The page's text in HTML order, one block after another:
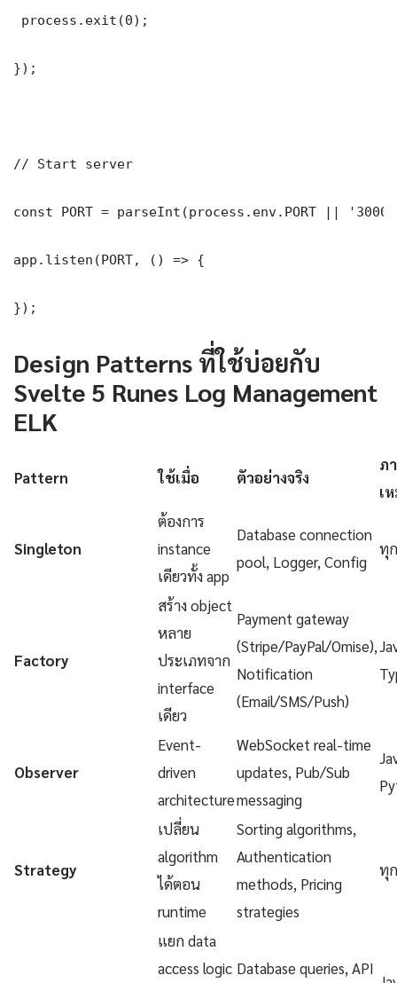
process.exit(0);
});
// Start server
const PORT = parseInt(process.env.PORT ||
app.listen(PORT, () => {
});
Design Patterns ที่ใช้บ่อยกับ
Svelte 5 Runes Log Management
ELK
Pattern ใช้เมื่อ ตัวอย่างจริง
ภ
เ
Singleton
ต้องการ
instance
เดียวทั้ง app
Database connection
pool, Logger, Config
ทุ
Factory
สร้าง object
หลาย
ประเภทจาก
interface
เดียว
Payment gateway
(Stripe/PayPal/Omise),
Notification
(Email/SMS/Push)
Observer
Event-
driven
architecture
WebSocket real-time
updates, Pub/Sub
messaging
Strategy
เปลี่ยน
algorithm
ได้ตอน
runtime
Sorting algorithms,
Authentication
methods, Pricing
strategies
ทุ
แยก data
access logic Database queries, API